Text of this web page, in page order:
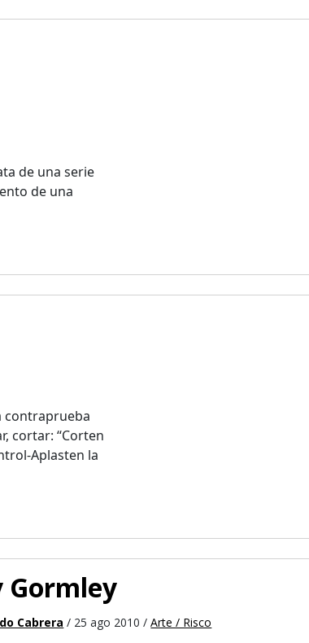
de una serie
de una
contraprueba
cortar: “Corten
Aplasten la
Gormley
Cabrera / 25 ago 2010 /Arte / Risco